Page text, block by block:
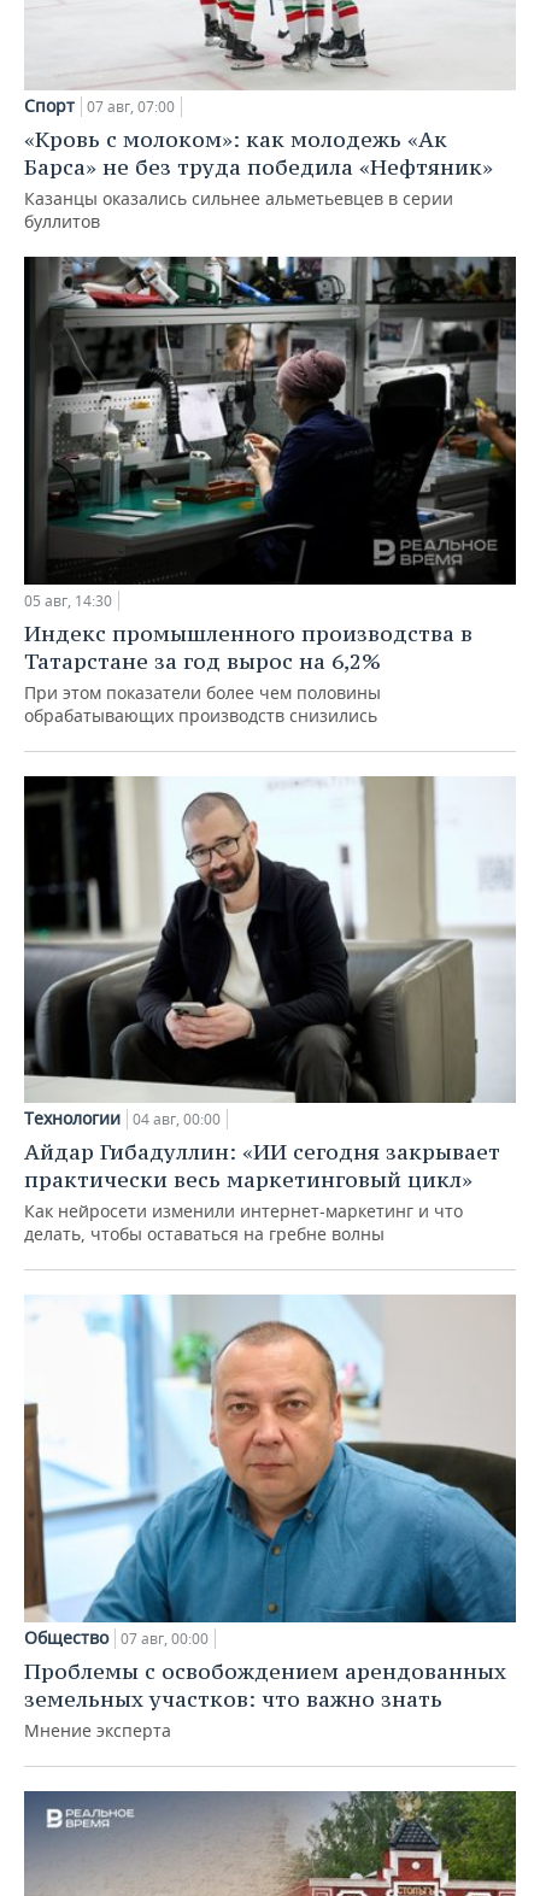
Спорт 07 авг, 07:00
«Кровь с молоком»: как молодежь «Ак
Барса» не без труда победила «Нефтяник»
Казанцы оказались сильнее альметьевцев в серии
буллитов
05 авг, 14:30
Индекс промышленного производства в
Татарстане за год вырос на 6,2%
При этом показатели более чем половины
обрабатывающих производств снизились
Технологии 04 авг, 00:00
Айдар Гибадуллин: «ИИ сегодня закрывает
практически весь маркетинговый цикл»
Как нейросети изменили интернет-маркетинг и что
делать, чтобы оставаться на гребне волны
Общество 07 авг, 00:00
Проблемы с освобождением арендованных
земельных участков: что важно знать
Мнение эксперта